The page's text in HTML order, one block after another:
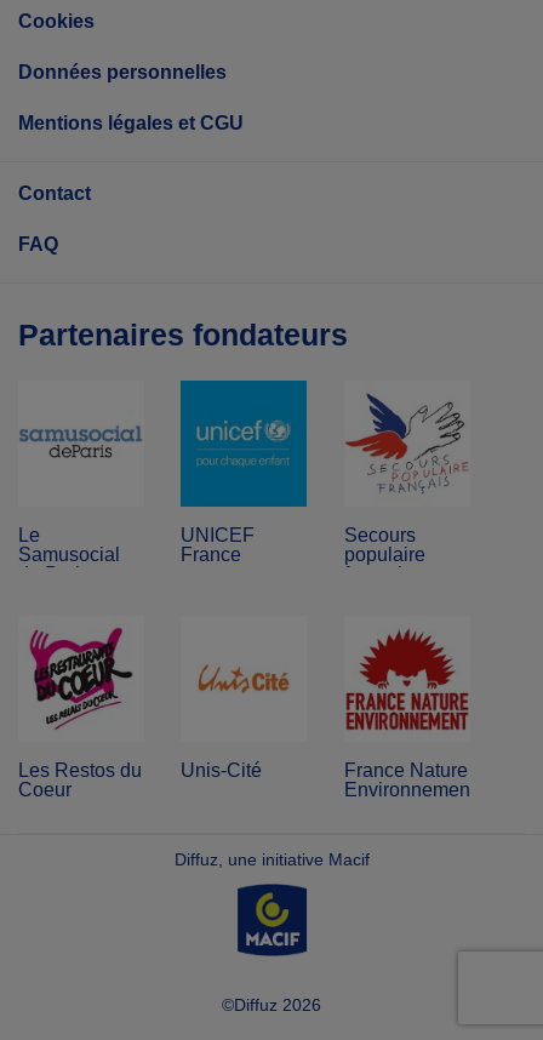
Cookies
Données personnelles
Mentions légales et CGU
Contact
FAQ
Partenaires fondateurs
Le
Samusocial
de Paris
UNICEF
France
Secours
populaire
français
Les Restos du
Coeur
Unis-Cité
France Nature
Environnement
Diffuz, une initiative Macif
©Diffuz 2026